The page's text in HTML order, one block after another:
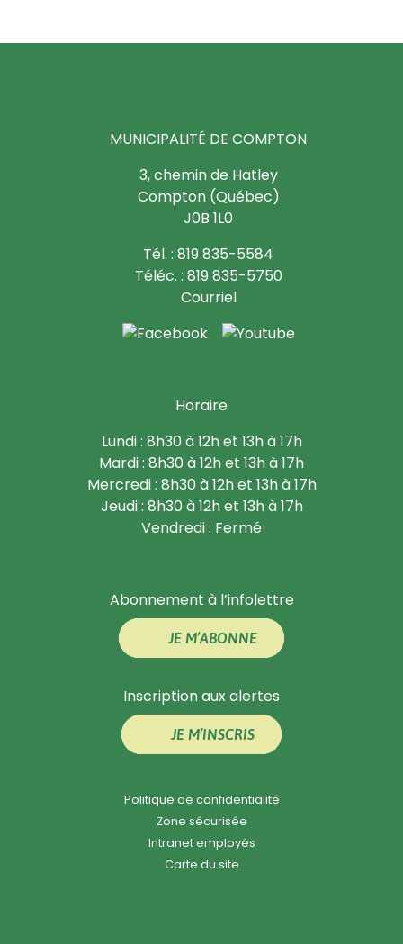
MUNICIPALITÉ DE COMPTON
3, chemin de Hatley
Compton (Québec)
J0B 1L0
Tél. : 819 835-5584
Téléc. : 819 835-5750
Courriel
Horaire
Lundi : 8h30 à 12h et 13h à 17h
Mardi : 8h30 à 12h et 13h à 17h
Mercredi : 8h30 à 12h et 13h à 17h
Jeudi : 8h30 à 12h et 13h à 17h
Vendredi : Fermé
Abonnement à l’infolettre
JE M’ABONNE
Inscription aux alertes
JE M’INSCRIS
Politique de confidentialité
Zone sécurisée
Intranet employés
Carte du site